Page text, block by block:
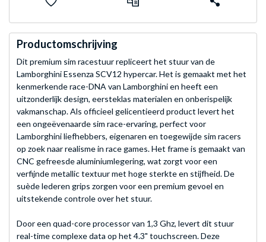
Productomschrijving
Dit premium sim racestuur repliceert het stuur van de
Lamborghini Essenza SCV12 hypercar. Het is gemaakt met het
kenmerkende race-DNA van Lamborghini en heeft een
uitzonderlijk design, eersteklas materialen en onberispelijk
vakmanschap. Als officieel gelicentieerd product levert het
een ongeëvenaarde sim race-ervaring, perfect voor
Lamborghini liefhebbers, eigenaren en toegewijde sim racers
op zoek naar realisme in race games. Het frame is gemaakt van
CNC gefreesde aluminiumlegering, wat zorgt voor een
verfijnde metallic textuur met hoge sterkte en stijfheid. De
suède lederen grips zorgen voor een premium gevoel en
uitstekende controle over het stuur.
Door een quad-core processor van 1,3 Ghz, levert dit stuur
real-time complexe data op het 4.3" touchscreen. Deze